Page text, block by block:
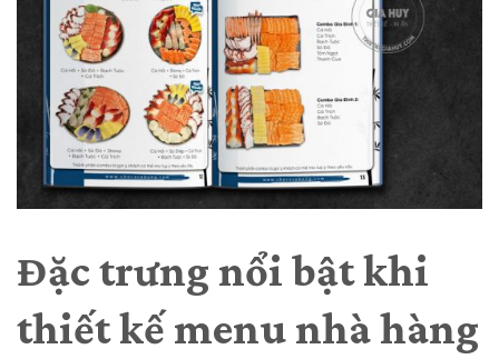
Đặc trưng nổi bật khi
thiết kế menu nhà hàng